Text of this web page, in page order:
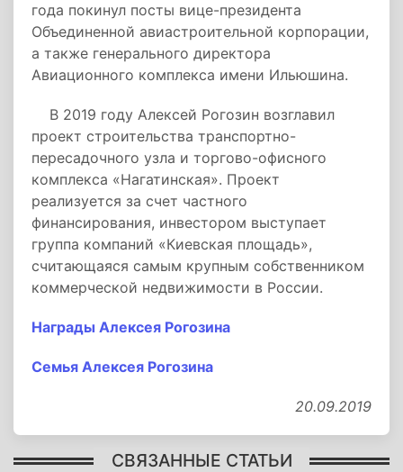
года покинул посты вице-президента
Объединенной авиастроительной корпорации,
а также генерального директора
Авиационного комплекса имени Ильюшина.
В 2019 году Алексей Рогозин возглавил
проект строительства транспортно-
пересадочного узла и торгово-офисного
комплекса «Нагатинская». Проект
реализуется за счет частного
финансирования, инвестором выступает
группа компаний «Киевская площадь»,
считающаяся самым крупным собственником
коммерческой недвижимости в России.
Награды Алексея Рогозина
Семья Алексея Рогозина
20.09.2019
СВЯЗАННЫЕ СТАТЬИ